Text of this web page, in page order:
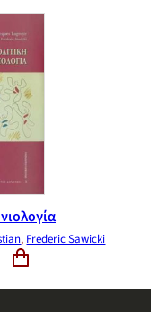
, Frederic Sawicki